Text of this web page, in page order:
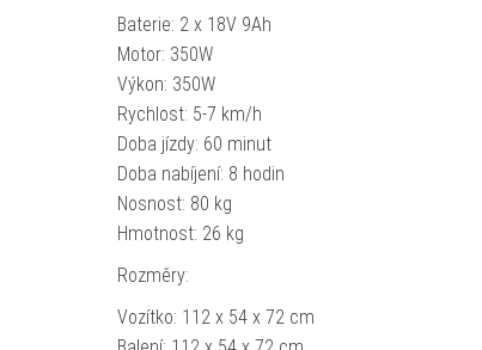
Baterie: 2 x 18V 9Ah
Motor: 350W
Výkon: 350W
Rychlost: 5-7 km/h
Doba jízdy: 60 minut
Doba nabíjení: 8 hodin
Nosnost: 80 kg
Hmotnost: 26 kg
Rozměry:
Vozítko: 112 x 54 x 72 cm